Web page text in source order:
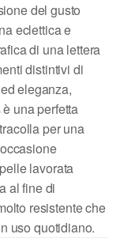
del gusto
eclettica e
di una lettera
distintivi di
eleganza,
una perfetta
per una
lavorata
al fine di
resistente che
uso quotidiano.